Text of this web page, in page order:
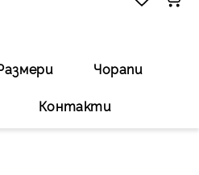
Чорапи
Контакти